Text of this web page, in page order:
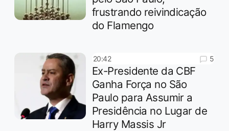
frustrando reivindicação
do Flamengo
20:42 5
Ex-Presidente da CBF
Ganha Força no São
Paulo para Assumir a
Presidência no Lugar de
Harry Massis Jr